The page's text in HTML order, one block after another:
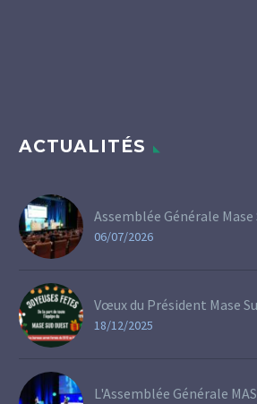
ACTUALITÉS
Assemblée Générale Mase
06/07/2026
Vœux du Président Mase
18/12/2025
L'Assemblée Générale